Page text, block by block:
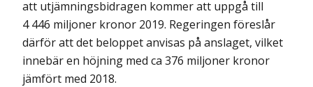
att utjämningsbidragen kommer att uppgå till
4 446 miljoner kronor 2019. Regeringen föreslår
därför att det beloppet anvisas på anslaget, vilket
innebär en höjning med ca 376 miljoner kronor
jämfört med 2018.